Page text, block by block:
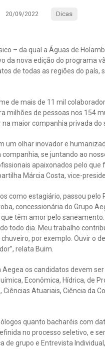
20/09/2022 Dicas
– da qual a Águas de
da nova edição do programa
de todas as regiões do
de mais de 11 mil
milhões de pessoas nos 154
maior companhia privada do
um olhar inovador e
se juntando ao
apaixonados pelo
Márcia Costa, vice-
como estagiário, passou
concessionária do Grupo
têm amor pelo
todo dia. Meu trabalho
por exemplo. Ouvir o
relata Buim.
os candidatos devem
Econômica, Hídrica, de
Atuariais, Ciência da
quanto bacharéis com
no processo seletivo, e
de grupo e Entrevista